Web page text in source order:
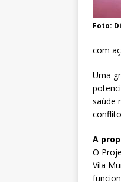
Foto:
com
Uma
saúde
A
O
Vila